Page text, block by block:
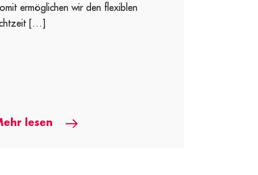
ermöglichen wir den flexiblen
[…]
lesen